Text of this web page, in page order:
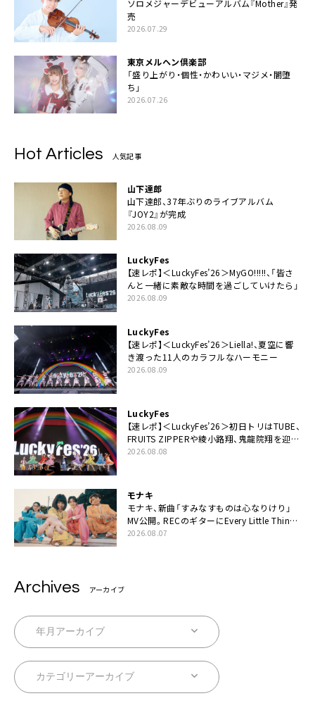
ソロメジャーデビューアルバム『Mother』発
売
2026.07.29
東京メルヘン倶楽部
「盛り上がり・個性・かわいい・マジメ・闇堕
ち」
2026.07.26
Hot Articles 人気記事
山下達郎
山下達郎、37年ぶりのライブアルバム
『JOY2』が完成
2026.08.09
LuckyFes
【速レポ】＜LuckyFes’26＞MyGO!!!!!、「皆さ
んと一緒に素敵な時間を過ごしていけたら」
2026.08.09
LuckyFes
【速レポ】＜LuckyFes’26＞Liella!、夏空に響
き渡った11人のカラフルなハーモニー
2026.08.09
LuckyFes
【速レポ】＜LuckyFes’26＞初日トリはTUBE、
FRUITS ZIPPERや綾小路翔、鬼龍院翔を迎え
た豪華コラボも「知ってたらぜひ一緒に歌っ
2026.08.08
モナキ
モナキ、新曲「すみなすものは心なりけり」
MV公開。RECのギターにEvery Little Thing・
伊藤一朗参加も
2026.08.07
Archives アーカイブ